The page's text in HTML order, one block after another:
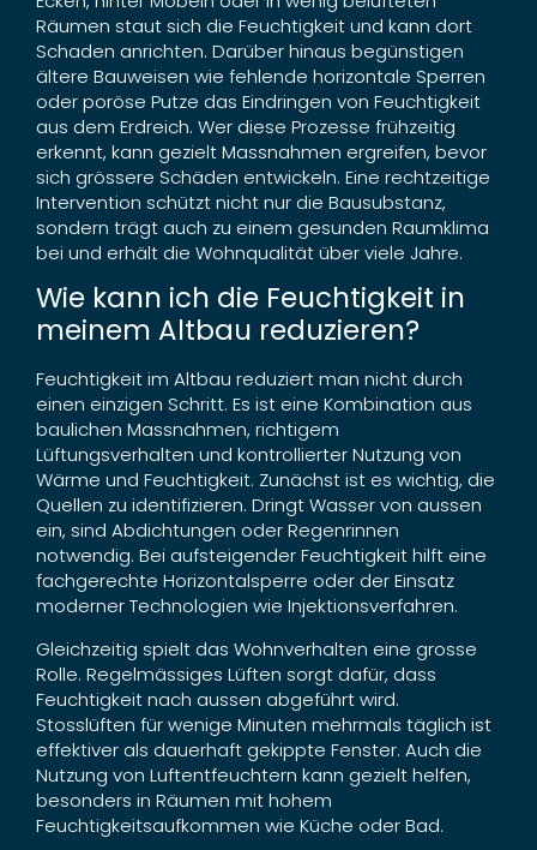
Räumen staut sich die Feuchtigkeit und kann dort
Schaden anrichten. Darüber hinaus begünstigen
ältere Bauweisen wie fehlende horizontale Sperren
oder poröse Putze das Eindringen von Feuchtigkeit
aus dem Erdreich. Wer diese Prozesse frühzeitig
erkennt, kann gezielt Massnahmen ergreifen, bevor
sich grössere Schäden entwickeln. Eine rechtzeitige
Intervention schützt nicht nur die Bausubstanz,
sondern trägt auch zu einem gesunden Raumklima
bei und erhält die Wohnqualität über viele Jahre.
Wie kann ich die Feuchtigkeit in
meinem Altbau reduzieren?
Feuchtigkeit im Altbau reduziert man nicht durch
einen einzigen Schritt. Es ist eine Kombination aus
baulichen Massnahmen, richtigem
Lüftungsverhalten und kontrollierter Nutzung von
Wärme und Feuchtigkeit. Zunächst ist es wichtig, die
Quellen zu identifizieren. Dringt Wasser von aussen
ein, sind Abdichtungen oder Regenrinnen
notwendig. Bei aufsteigender Feuchtigkeit hilft eine
fachgerechte Horizontalsperre oder der Einsatz
moderner Technologien wie Injektionsverfahren.
Gleichzeitig spielt das Wohnverhalten eine grosse
Rolle. Regelmässiges Lüften sorgt dafür, dass
Feuchtigkeit nach aussen abgeführt wird.
Stosslüften für wenige Minuten mehrmals täglich ist
effektiver als dauerhaft gekippte Fenster. Auch die
Nutzung von Luftentfeuchtern kann gezielt helfen,
besonders in Räumen mit hohem
Feuchtigkeitsaufkommen wie Küche oder Bad.